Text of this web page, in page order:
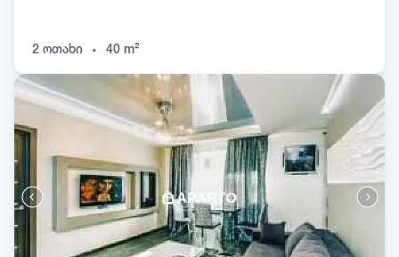
2 ოთახი . 40 m²